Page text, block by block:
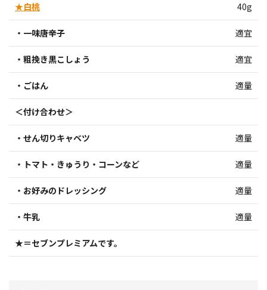
★白桃 40g
・一味唐辛子 適宜
・粗挽き黒こしょう 適宜
・ごはん 適量
＜付け合わせ＞
・せん切りキャベツ 適量
・トマト・きゅうり・コーンなど 適量
・お好みのドレッシング 適量
・牛乳 適量
★＝セブンプレミアムです。